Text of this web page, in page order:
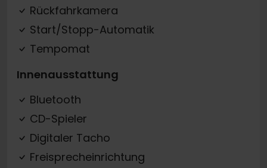
Rückfahrkamera
Start/Stopp-Automatik
Tempomat
Innenausstattung
Bluetooth
CD-Spieler
Digitaler Tacho
Freisprecheinrichtung